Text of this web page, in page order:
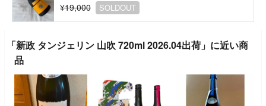
¥19,000
SOLDOUT
「新政 タンジェリン 山吹 720ml 2026.04出荷」に近い商
品